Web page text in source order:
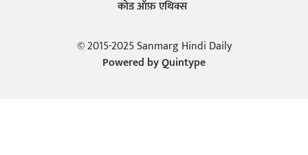
कोड ऑफ़ एथिक्स
© 2015-2025 Sanmarg Hindi Daily
Powered byQuintype